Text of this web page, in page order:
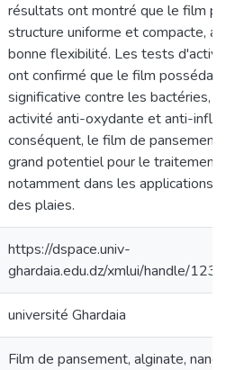
résultats ont montré que le film
structure uniforme et compacte,
bonne flexibilité. Les tests
ont confirmé que le film possédait
significative contre les bactéries,
activité anti-oxydante et anti-
conséquent, le film de pansement
grand potentiel pour le traitement
notamment dans les applications
des plaies.
https://dspace.univ-
ghardaia.edu.dz/xmlui/handle/
université Ghardaia
Film de pansement, alginate,